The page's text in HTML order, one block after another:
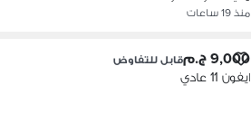
منذ 19 ساعات
9,000 ج.م قابل للتفاوض
ايفون 11 عادي